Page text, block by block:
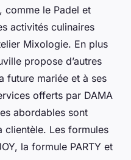
comme le Padel et
activités culinaires
Mixologie. En plus
propose d’autres
future mariée et à ses
offerts par DAMA
abordables sont
clientèle. Les formules
la formule PARTY et